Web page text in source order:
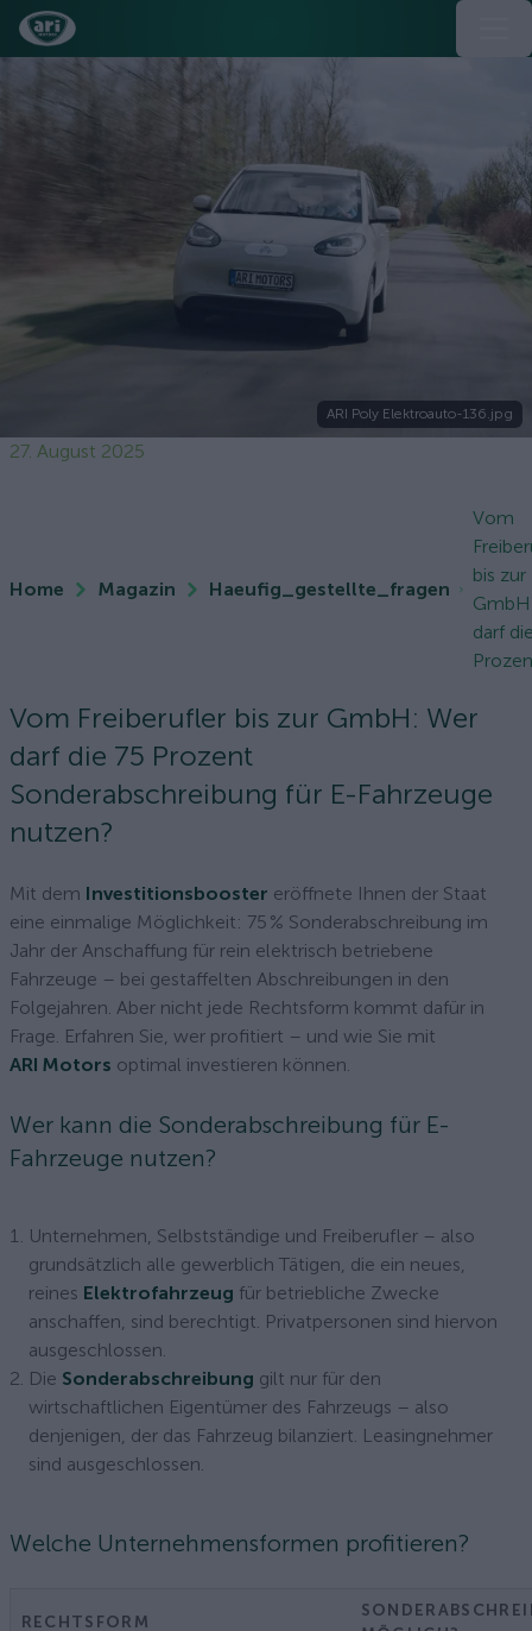
ARI Poly Elektroauto-136.jpg
27. August 2025
Home Magazin Haeufig_gestellte_fragen
Vom
bis zur
darf
Vom Freiberufler bis zur GmbH: Wer
darf die 75 Prozent
Sonderabschreibung für E-Fahrzeuge
nutzen?
Mit dem Investitionsbooster eröffnete Ihnen der Staat
eine einmalige Möglichkeit: 75 % Sonderabschreibung im
Jahr der Anschaffung für rein elektrisch betriebene
Fahrzeuge – bei gestaffelten Abschreibungen in den
Folgejahren. Aber nicht jede Rechtsform kommt dafür in
Frage. Erfahren Sie, wer profitiert – und wie Sie mit
ARI Motors optimal investieren können.
Wer kann die Sonderabschreibung für E-
Fahrzeuge nutzen?
Unternehmen, Selbstständige und Freiberufler – also
grundsätzlich alle gewerblich Tätigen, die ein neues,
reines Elektrofahrzeug für betriebliche Zwecke
anschaffen, sind berechtigt. Privatpersonen sind hiervon
ausgeschlossen.
Die Sonderabschreibung gilt nur für den
wirtschaftlichen Eigentümer des Fahrzeugs – also
denjenigen, der das Fahrzeug bilanziert. Leasingnehmer
sind ausgeschlossen.
Welche Unternehmensformen profitieren?
RECHTSFORM